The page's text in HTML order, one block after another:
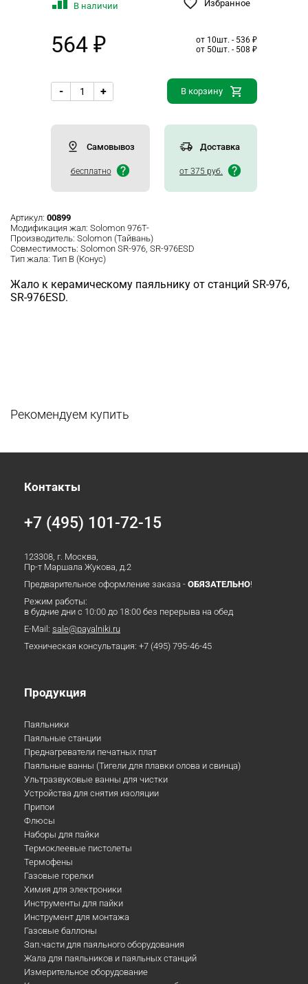
В наличии Избранное
564 ₽
от 10шт. - 536 ₽
от 50шт. - 508 ₽
- + В корзину
Самовывоз
бесплатно
Доставка
от 375 руб.
Артикул: 00899
Модификация жал: Solomon 976T-
Производитель: Solomon (Тайвань)
Совместимость: Solomon SR-976, SR-976ESD
Тип жала: Тип B (Конус)
Жало к керамическому паяльнику от станций SR-976,
SR-976ESD.
Рекомендуем купить
Контакты
+7 (495) 101-72-15
123308, г. Москва,
Пр-т Маршала Жукова, д.2
Предварительное оформление заказа - ОБЯЗАТЕЛЬНО!
Режим работы:
в будние дни с 10:00 до 18:00 без перерыва на обед
E-Mail: sale@payalniki.ru
Техническая консультация: +7 (495) 795-46-45
Продукция
Паяльники
Паяльные станции
Преднагреватели печатных плат
Паяльные ванны (Тигели для плавки олова и свинца)
Ультразвуковые ванны для чистки
Устройства для снятия изоляции
Припои
Флюсы
Наборы для пайки
Термоклеевые пистолеты
Термофены
Газовые горелки
Химия для электроники
Инструменты для пайки
Инструмент для монтажа
Газовые баллоны
Зап.части для паяльного оборудования
Жала для паяльников и паяльных станций
Измерительное оборудование